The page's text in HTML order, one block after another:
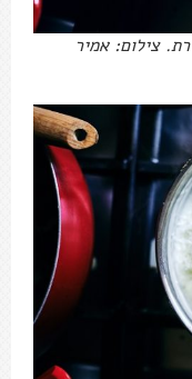
צילום: אמיר